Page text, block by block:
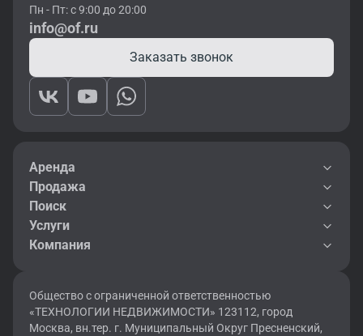
Пн - Пт: с 9:00 до 20:00
info@of.ru
Заказать звонок
Аренда
Продажа
Поиск
Услуги
Компания
Общество с ограниченной ответственностью
«ТЕХНОЛОГИИ НЕДВИЖИМОСТИ» 123112, город
Москва, вн.тер. г. Муниципальный Округ Пресненский,